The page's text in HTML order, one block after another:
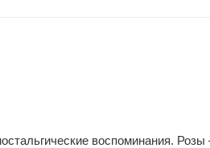
воспоминания.